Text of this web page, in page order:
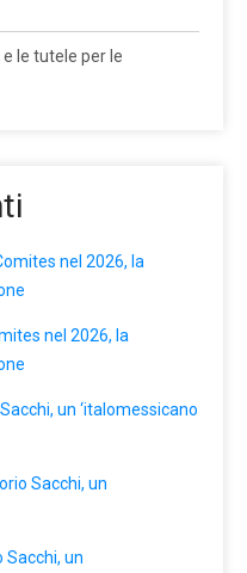
e le tutele per le
nel 2026, la
nel 2026, la
un ‘italomessicano
Sacchi, un
Sacchi, un